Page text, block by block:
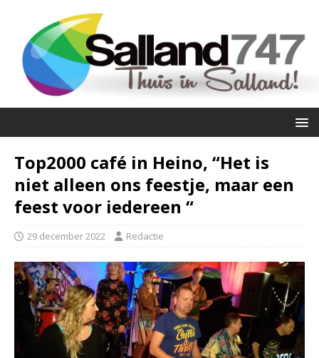
Top2000 café in Heino, “Het is
niet alleen ons feestje, maar een
feest voor iedereen “
29 december 2022 Redactie